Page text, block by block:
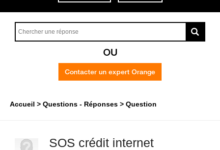
OU
Contacter un expert Orange
Accueil Questions - Réponses Question
SOS crédit internet